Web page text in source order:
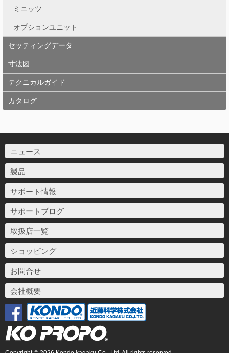
ミニッツ
オプションユニット
セッティングデータ
寸法図
テクニカルガイド
カタログ
ニュース
製品
サポート情報
サポートブログ
取扱店一覧
ショッピング
お問合せ
会社概要